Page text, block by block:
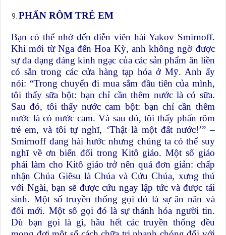
PHẤN RÔM TRẺ EM
Bạn có thể nhớ đến diễn viên hài Yakov Smirnoff.
Khi mới từ Nga đến Hoa Kỳ, anh không ngờ được
sự đa dạng đáng kinh ngạc của các sản phẩm ăn liền
có sẵn trong các cửa hàng tạp hóa ở Mỹ. Anh ấy
nói: “Trong chuyến đi mua sắm đầu tiên của mình,
tôi thấy sữa bột: bạn chỉ cần thêm nước là có sữa.
Sau đó, tôi thấy nước cam bột: bạn chỉ cần thêm
nước là có nước cam. Và sau đó, tôi thấy phấn rôm
trẻ em, và tôi tự nghĩ, ‘Thật là một đất nước!’” –
Smirnoff đang hài hước nhưng chúng ta có thể suy
nghĩ về ơn biến đổi trong Kitô giáo. Một số giáo
phái làm cho Kitô giáo trở nên quá đơn giản: chấp
nhận Chúa Giêsu là Chúa và Cứu Chúa, xưng thú
với Ngài, bạn sẽ được cứu ngay lập tức và được tái
sinh. Một số truyền thống gọi đó là sự ăn năn và
đổi mới. Một số gọi đó là sự thánh hóa người tin.
Dù bạn gọi là gì, hầu hết các truyền thống đều